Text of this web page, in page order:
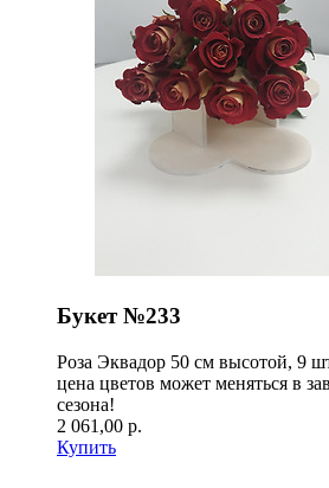
Букет №233
Роза Эквадор 50 см высотой, 9
цена цветов может меняться в
сезона!
2 061,00 р.
Купить